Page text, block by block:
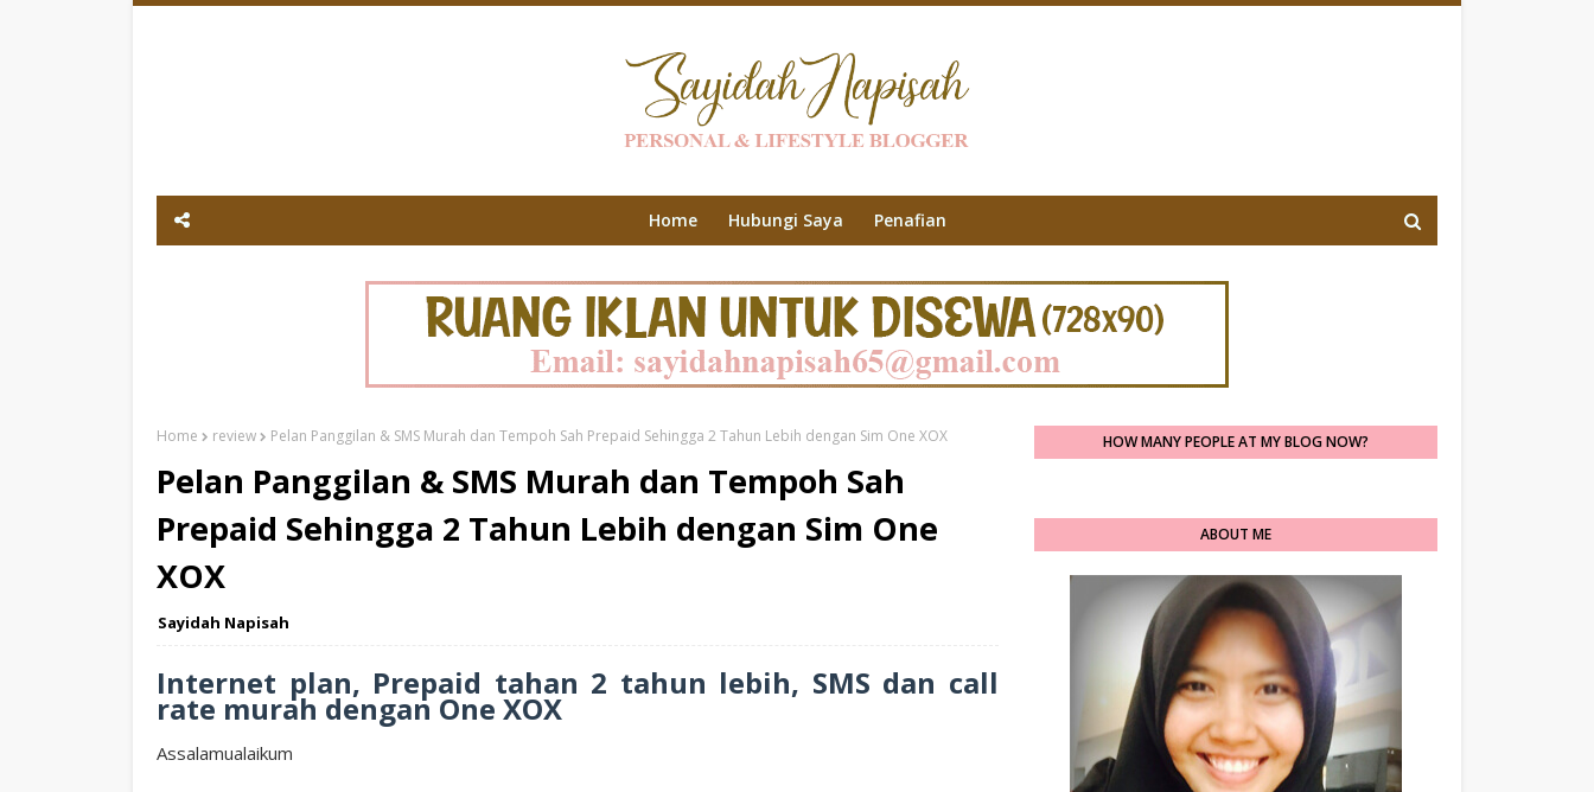
Home Hubungi Saya Penafian
Home review Pelan Panggilan & SMS Murah dan Tempoh Sah Prepaid Sehingga 2 Tahun Lebih dengan Sim One XOX
Pelan Panggilan & SMS Murah dan Tempoh Sah
Prepaid Sehingga 2 Tahun Lebih dengan Sim One
XOX
Sayidah Napisah
Internet plan, Prepaid tahan 2 tahun lebih, SMS dan call
rate murah dengan One XOX
Assalamualaikum
HOW MANY PEOPLE AT MY BLOG NOW?
ABOUT ME